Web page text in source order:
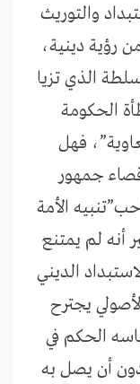
والتوريث
رؤية دينية،
الذي تزيا
الحكومة
فهل
جمهور
الأمة
أنه لم يمتنع
الديني
يجترح
الحكم في
أن يصل به